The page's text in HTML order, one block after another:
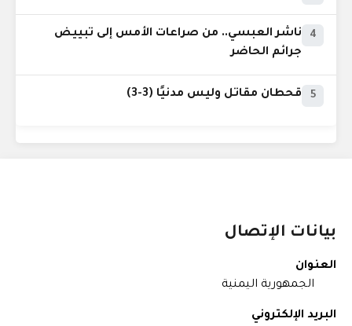
4
ناشر العبسي.. من صراعات الأمس إلى تبييض
جرائم الحاضر
5 قحطان مقاتل وليس مدنيًا (3-3)
بيانات الإتصال
العنوان
الجمهورية اليمنية
البريد الإلكتروني